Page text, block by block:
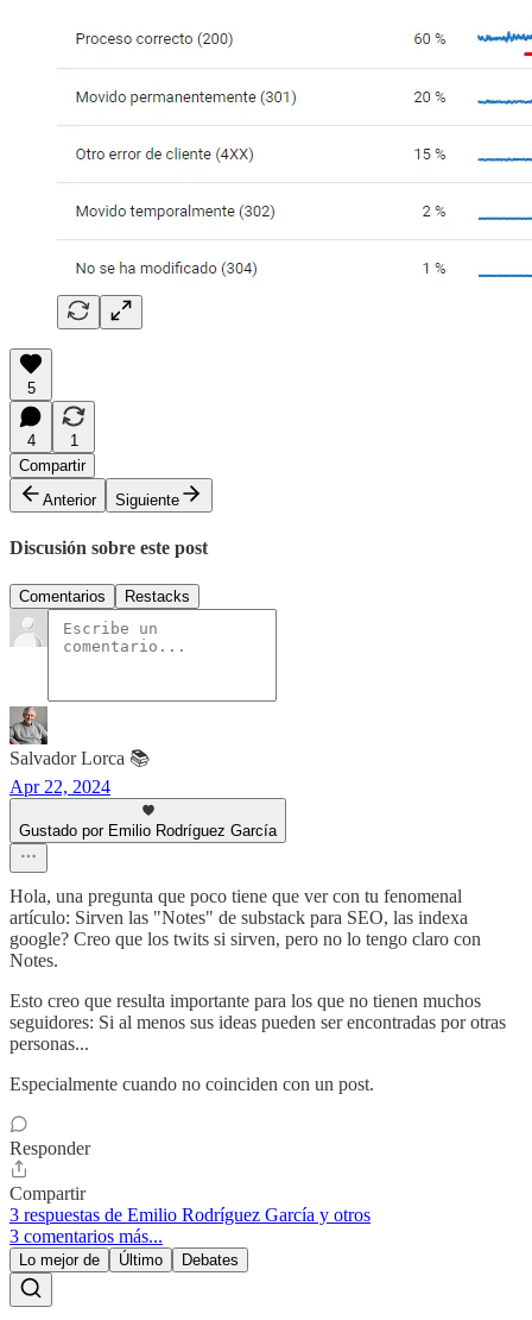
5
4
1
Compartir
Anterior
Siguiente
Discusión sobre este post
Comentarios Restacks
Salvador Lorca 📚
Apr 22, 2024
Gustado por Emilio Rodríguez García
Hola, una pregunta que poco tiene que ver con tu fenomenal
artículo: Sirven las "Notes" de substack para SEO, las indexa
google? Creo que los twits si sirven, pero no lo tengo claro con
Notes.
Esto creo que resulta importante para los que no tienen muchos
seguidores: Si al menos sus ideas pueden ser encontradas por otras
personas...
Especialmente cuando no coinciden con un post.
Responder
Compartir
3 respuestas de Emilio Rodríguez García y otros
3 comentarios más...
Lo mejor de Último Debates